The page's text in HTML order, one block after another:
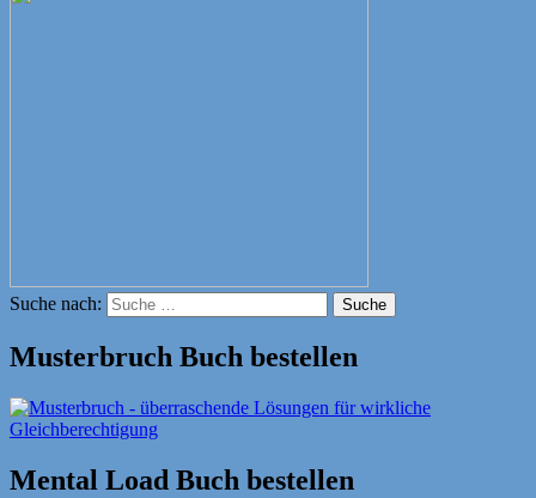
Suche nach: Suche
Musterbruch Buch bestellen
Mental Load Buch bestellen